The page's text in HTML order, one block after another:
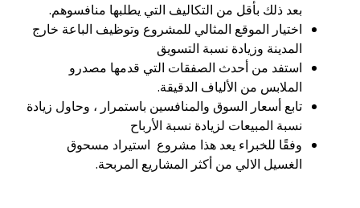
بعد ذلك بأقل من التكاليف التي يطلبها منافسوهم.
اختيار الموقع المثالي للمشروع وتوظيف الباعة خارج
المدينة وزيادة نسبة التسويق
استفد من أحدث الصفقات التي قدمها مصدرو
الملابس من الألياف الدقيقة.
تابع أسعار السوق والمنافسين باستمرار ، وحاول زيادة
نسبة المبيعات لزيادة نسبة الأرباح
وفقًا للخبراء يعد هذا مشروع استيراد مسحوق
الغسيل الالي من أكثر المشاريع المربحة.